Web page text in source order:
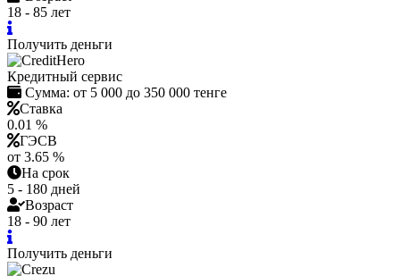
18 - 85 лет
Получить деньги
Кредитный сервис
Сумма: от 5 000 до 350 000 тенге
Ставка
0.01 %
ГЭСВ
от 3.65 %
На срок
5 - 180 дней
Возраст
18 - 90 лет
Получить деньги